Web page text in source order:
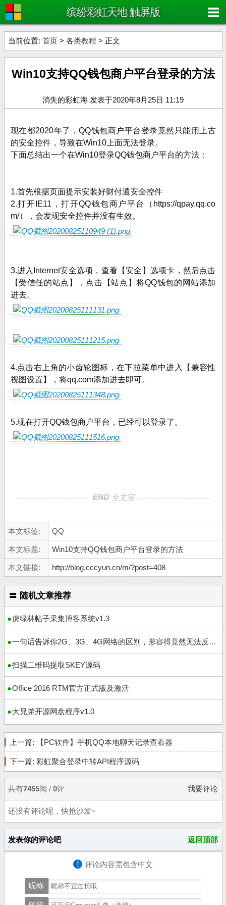
缤纷彩虹天地 触屏版
当前位置: 首页 > 各类教程 > 正文
Win10支持QQ钱包商户平台登录的方法
消失的彩虹海 发表于2020年8月25日 11:19
现在都2020年了，QQ钱包商户平台登录竟然只能用上古
的安全控件，导致在Win10上面无法登录。
下面总结出一个在Win10登录QQ钱包商户平台的方法：
1.首先根据页面提示安装好财付通安全控件
2.打开IE11，打开QQ钱包商户平台（https://qpay.qq.co
m/），会发现安全控件并没有生效。
3.进入Internet安全选项，查看【安全】选项卡，然后点击
【受信任的站点】，点击【站点】将QQ钱包的网站添加
进去。
4.点击右上角的小齿轮图标，在下拉菜单中进入【兼容性
视图设置】，将qq.com添加进去即可。
5.现在打开QQ钱包商户平台，已经可以登录了。
全文完
本文标签: QQ
本文标题: Win10支持QQ钱包商户平台登录的方法
本文链接: http://blog.cccyun.cn/m/?post=408
〓 随机文章推荐
虎绿林帖子采集博客系统v1.3
一句话告诉你2G、3G、4G网络的区别，形容得竟然无法反驳！
扫描二维码提取SKEY源码
Office 2016 RTM官方正式版及激活
大兄弟开源网盘程序v1.0
上一篇: 【PC软件】手机QQ本地聊天记录查看器
下一篇: 彩虹聚合登录中转API程序源码
共有7455阅 / 0评 我要评论
还没有评论呢，快抢沙发~
发表你的评论吧 返回顶部
! 评论内容需包含中文
昵称